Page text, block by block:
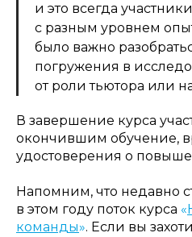
и это всегда
с разным уровнем
было важно
погружения в
от роли тьютора или
В завершение курса
окончившим обучение,
удостоверения о
Напомним, что недавно
в этом году поток курса «
команды». Если вы